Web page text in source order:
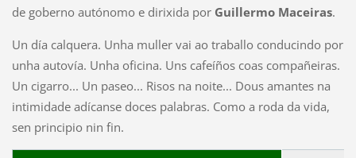
de goberno autónomo e dirixida por Guillermo Maceiras.
Un día calquera. Unha muller vai ao traballo conducindo por
unha autovía. Unha oficina. Uns cafeíños coas compañeiras.
Un cigarro... Un paseo... Risos na noite... Dous amantes na
intimidade adícanse doces palabras. Como a roda da vida,
sen principio nin fin.